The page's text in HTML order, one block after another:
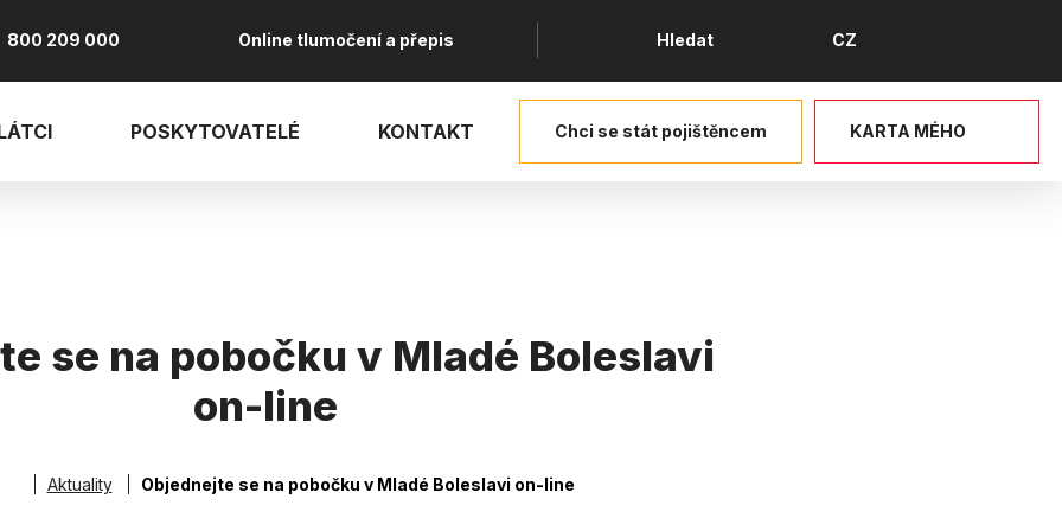
800 209 000 Online tlumočení a přepis Hledat Jazyk
CZ
POSKYTOVATELÉ KONTAKT Chci se stát pojištěncem KARTA MÉHO
se na pobočku v Mladé Boleslavi
on-line
Aktuality Objednejte se na pobočku v Mladé Boleslavi on-line